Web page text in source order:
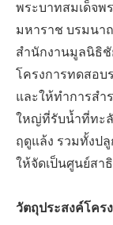
พระบาทสมเด็จพ
มหาราช บรมนา
สำนักงานมูลนิธิ
โครงการทดสอบ
และให้ทำการสำ
ใหญ่ที่รับน้ำที่ทะลั
ฤดูแล้ง รวมทั้งป
ให้จัดเป็นศูนย์สา
วัตถุประสงค์โคร